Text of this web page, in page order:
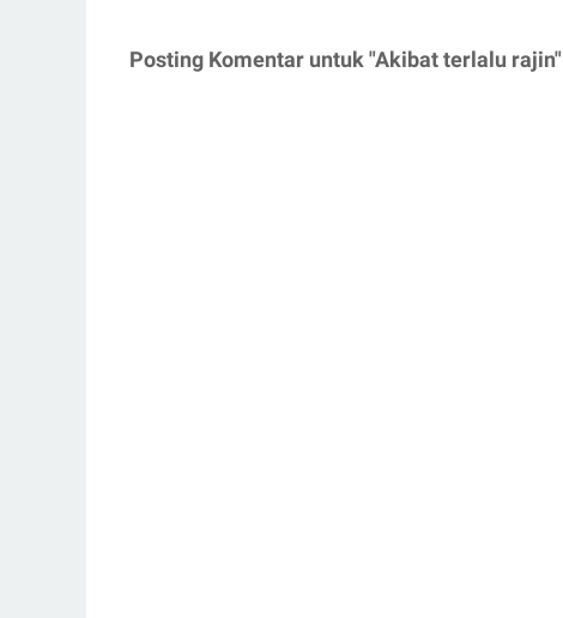
Posting Komentar untuk "Akibat terlalu rajin"